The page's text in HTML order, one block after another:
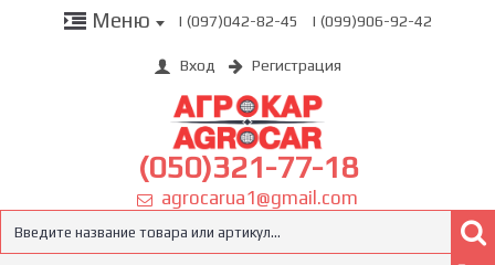
Меню | (097)042-82-45 | (099)906-92-42
Вход Регистрация
(050)321-77-18
agrocarua1@gmail.com